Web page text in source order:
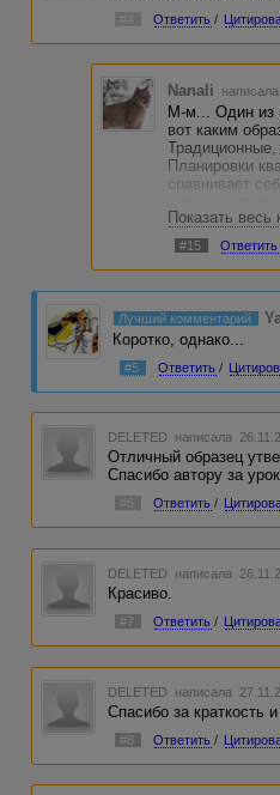
Ответить /
Nanali
М-м... Один из
вот каким
Планировки
сравнивает
картинку,
И вот
трупы, делает
сделать не
понятые", а
раскрыл дело
Если это не
Чудная
детективного
Показать весь
#15 Ответить
Лучший комментарий
Коротко, однако...
#5 Ответить /
DELETED написала
Отличный образец
Спасибо автору за
#6 Ответить /
DELETED написала
Красиво.
#7 Ответить /
DELETED написала
Спасибо за краткость
#8 Ответить /